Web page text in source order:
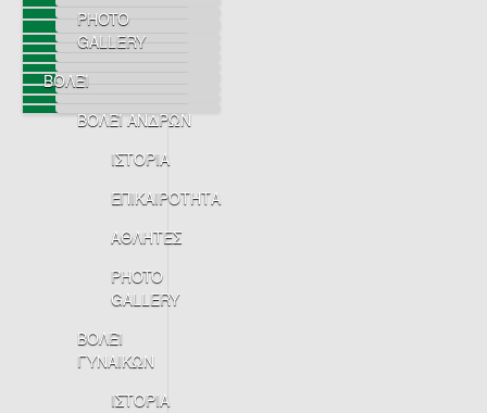
PHOTO
GALLERY
ΒΟΛΕΪ
ΒΟΛΕΪ ΑΝΔΡΩΝ
ΙΣΤΟΡΙΑ
ΕΠΙΚΑΙΡΟΤΗΤΑ
ΑΘΛΗΤΕΣ
PHOTO
GALLERY
ΒΟΛΕΪ
ΓΥΝΑΙΚΩΝ
ΙΣΤΟΡΙΑ